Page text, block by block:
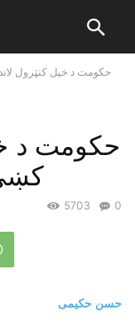
حکومت د خپل کنټرول
حکومت د
0
5703
حسن حکيمى